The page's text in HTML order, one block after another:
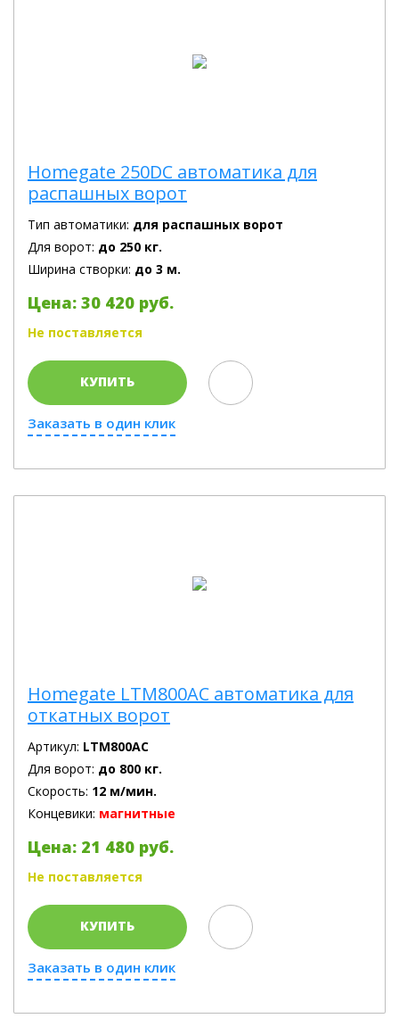
Homegate 250DC автоматика для
распашных ворот
Тип автоматики: для распашных ворот
Для ворот: до 250 кг.
Ширина створки: до 3 м.
Цена: 30 420 руб.
Не поставляется
КУПИТЬ
Заказать в один клик
Homegate LTM800AC автоматика для
откатных ворот
Артикул: LTM800AC
Для ворот: до 800 кг.
Скорость: 12 м/мин.
Концевики: магнитные
Цена: 21 480 руб.
Не поставляется
КУПИТЬ
Заказать в один клик